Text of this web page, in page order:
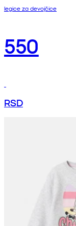
legice za devojčice
550
RSD